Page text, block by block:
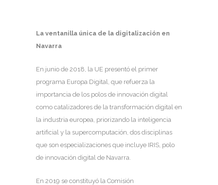
La ventanilla única de la digitalización en
Navarra
En junio de 2018, la UE presentó el primer
programa Europa Digital, que refuerza la
importancia de los polos de innovación digital
como catalizadores de la transformación digital en
la industria europea, priorizando la inteligencia
artificial y la supercomputación, dos disciplinas
que son especializaciones que incluye IRIS, polo
de innovación digital de Navarra.
En 2019 se constituyó la Comisión